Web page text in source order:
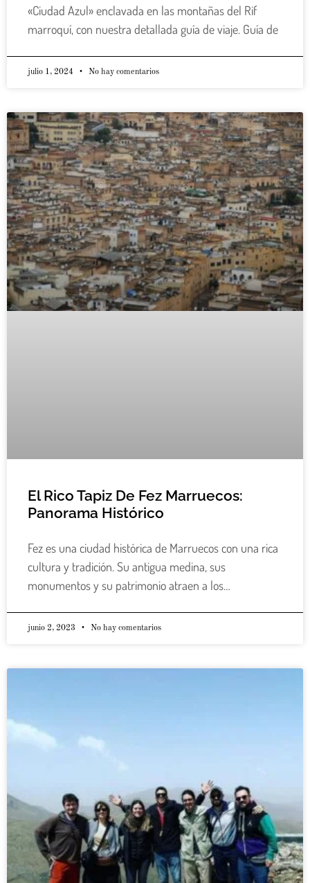
«Ciudad Azul» enclavada en las montañas del Rif
marroquí, con nuestra detallada guía de viaje. Guía de
julio 1, 2024 No hay comentarios
El Rico Tapiz De Fez Marruecos:
Panorama Histórico
Fez es una ciudad histórica de Marruecos con una rica
cultura y tradición. Su antigua medina, sus
monumentos y su patrimonio atraen a los…
junio 2, 2023 No hay comentarios